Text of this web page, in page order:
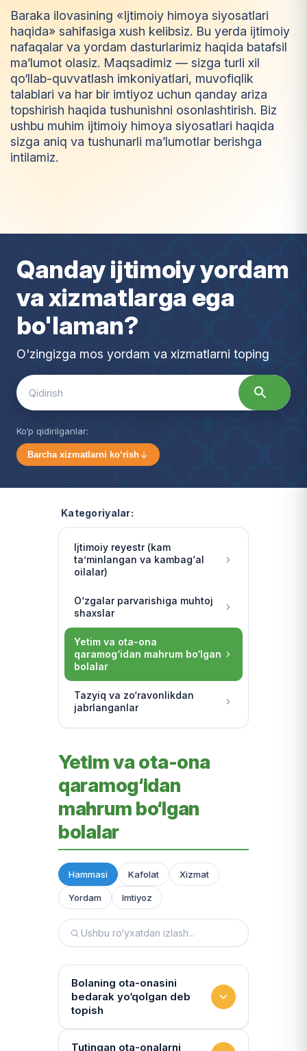
Baraka ilovasining «Ijtimoiy himoya siyosatlari
haqida» sahifasiga xush kelibsiz. Bu yerda ijtimoiy
nafaqalar va yordam dasturlarimiz haqida batafsil
ma’lumot olasiz. Maqsadimiz — sizga turli xil
qo‘llab-quvvatlash imkoniyatlari, muvofiqlik
talablari va har bir imtiyoz uchun qanday ariza
topshirish haqida tushunishni osonlashtirish. Biz
ushbu muhim ijtimoiy himoya siyosatlari haqida
sizga aniq va tushunarli ma’lumotlar berishga
intilamiz.
mtiy oz
Qanday ijtimoiy yordam
va xizmatlarga ega
bo'laman?
O'zingizga mos yordam va xizmatlarni toping
Search
for:
Ko‘p qidirilganlar:
Barcha xizmatlarni ko‘rish
Kategoriyalar:
Ijtimoiy reyestr (kam
ta’minlangan va kambag‘al
oilalar)
O‘zgalar parvarishiga muhtoj
shaxslar
Yetim va ota-ona
qaramog‘idan mahrum bo‘lgan
bolalar
Tazyiq va zo‘ravonlikdan
jabrlanganlar
Yetim va ota-ona
qaramog‘idan
mahrum bo‘lgan
bolalar
Hammasi Kafolat Xizmat
Yordam Imtiyoz
Bolaning ota-onasini
bedarak yo‘qolgan deb
topish
Hujjatlarni tiklash xizmati
Tutingan ota-onalarni